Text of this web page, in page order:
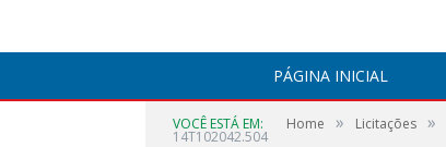
PÁGINA INICIAL
VOCÊ ESTÁ EM: Home » Licitações »
14T102042.504